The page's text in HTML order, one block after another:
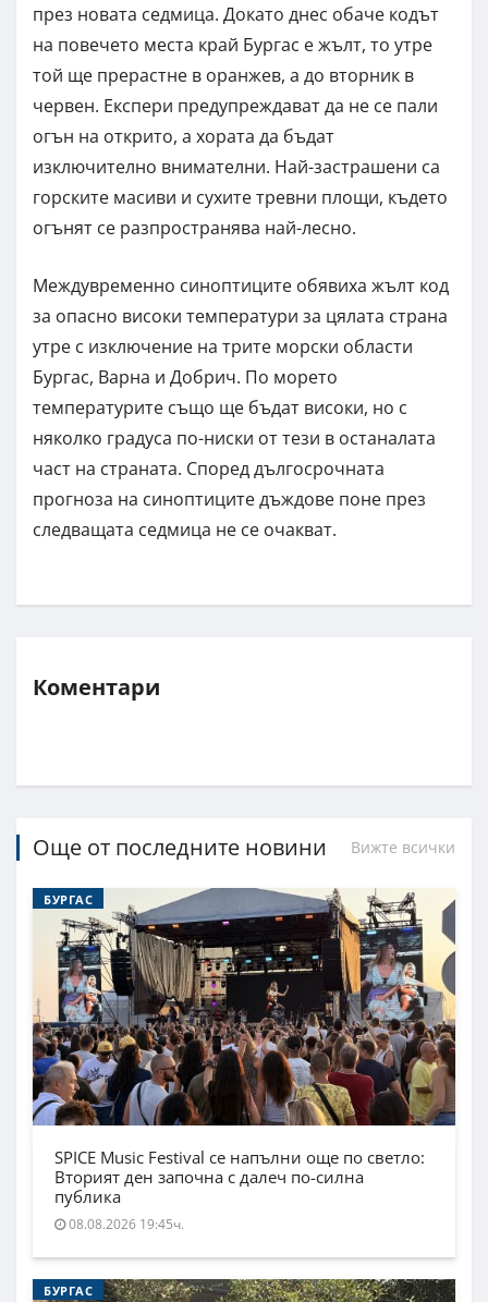
през новата седмица. Докато днес обаче кодът
на повечето места край Бургас е жълт, то утре
той ще прерастне в оранжев, а до вторник в
червен. Експери предупреждават да не се пали
огън на открито, а хората да бъдат
изключително внимателни. Най-застрашени са
горските масиви и сухите тревни площи, където
огънят се разпространява най-лесно.
Междувременно синоптиците обявиха жълт код
за опасно високи температури за цялата страна
утре с изключение на трите морски области
Бургас, Варна и Добрич. По морето
температурите също ще бъдат високи, но с
няколко градуса по-ниски от тези в останалата
част на страната. Според дългосрочната
прогноза на синоптиците дъждове поне през
следващата седмица не се очакват.
Коментари
Още от последните новини Вижте всички
БУРГАС
SPICE Music Festival се напълни още по светло:
Вторият ден започна с далеч по-силна
публика
08.08.2026 19:45ч.
БУРГАС